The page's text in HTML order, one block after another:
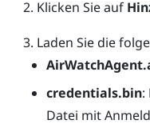
Klicken Sie auf
Laden Sie die
credentials.bin:
Datei mit